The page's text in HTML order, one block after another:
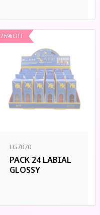
26%OFF
LG7070
PACK 24 LABIAL
GLOSSY